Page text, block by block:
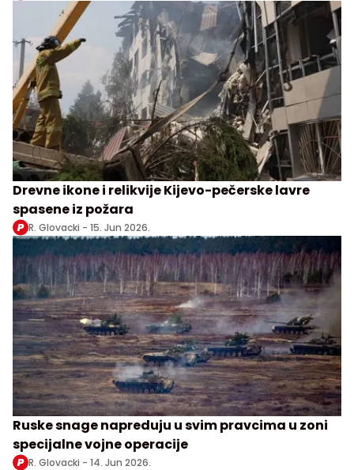
Drevne ikone i relikvije Kijevo-pečerske lavre
spasene iz požara
R. Glovacki - 15. Jun 2026.
Ruske snage napreduju u svim pravcima u zoni
specijalne vojne operacije
R. Glovacki - 14. Jun 2026.